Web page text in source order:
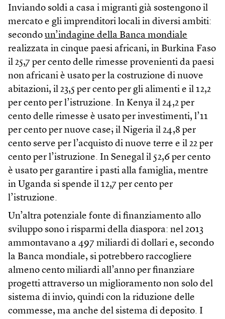
Inviando soldi a casa i migranti già sostengono il
mercato e gli imprenditori locali in diversi ambiti:
secondo un’indagine della Banca mondiale
realizzata in cinque paesi africani, in Burkina Faso
il 25,7 per cento delle rimesse provenienti da paesi
non africani è usato per la costruzione di nuove
abitazioni, il 23,5 per cento per gli alimenti e il 12,2
per cento per l’istruzione. In Kenya il 24,2 per
cento delle rimesse è usato per investimenti, l’11
per cento per nuove case; il Nigeria il 24,8 per
cento serve per l’acquisto di nuove terre e il 22 per
cento per l’istruzione. In Senegal il 52,6 per cento
è usato per garantire i pasti alla famiglia, mentre
in Uganda si spende il 12,7 per cento per
l’istruzione.
Un’altra potenziale fonte di finanziamento allo
sviluppo sono i risparmi della diaspora: nel 2013
ammontavano a 497 miliardi di dollari e, secondo
la Banca mondiale, si potrebbero raccogliere
almeno cento miliardi all’anno per finanziare
progetti attraverso un miglioramento non solo del
sistema di invio, quindi con la riduzione delle
commesse, ma anche del sistema di deposito. I